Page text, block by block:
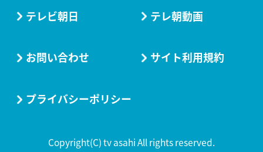
テレビ朝日 テレ朝動画
お問い合わせ サイト利用規約
プライバシーポリシー
Copyright(C) tv asahi All rights reserved.